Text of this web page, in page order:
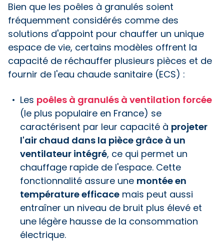
Bien que les poêles à granulés soient
fréquemment considérés comme des
solutions d'appoint pour chauffer un unique
espace de vie, certains modèles offrent la
capacité de réchauffer plusieurs pièces et de
fournir de l'eau chaude sanitaire (ECS) :
Les poêles à granulés à ventilation forcée
(le plus populaire en France) se
caractérisent par leur capacité à projeter
l'air chaud dans la pièce grâce à un
ventilateur intégré, ce qui permet un
chauffage rapide de l'espace. Cette
fonctionnalité assure une montée en
température efficace mais peut aussi
entraîner un niveau de bruit plus élevé et
une légère hausse de la consommation
électrique.